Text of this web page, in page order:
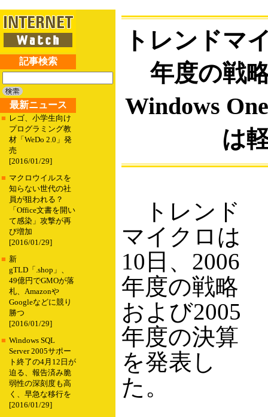
記事検索
最新ニュース
■ レゴ、小学生向け
プログラミング教
材「WeDo 2.0」発
売
[2016/01/29]
■ マクロウイルスを
知らない世代の社
員が狙われる？
「Office文書を開い
て感染」攻撃が再
び増加
[2016/01/29]
■ 新
gTLD「.shop」、
49億円でGMOが落
札、Amazonや
Googleなどに競り
勝つ
[2016/01/29]
■ Windows SQL
Server 2005サポー
ト終了の4月12日が
迫る、報告済み脆
弱性の深刻度も高
く、早急な移行を
[2016/01/29]
トレンドマ
年度の戦
Windows
は
トレンド
マイクロは
10日、2006
年度の戦略
および2005
年度の決算
を発表し
た。